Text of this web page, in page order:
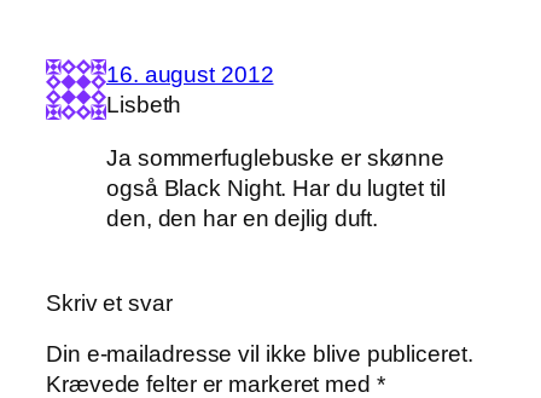
16. august 2012
Lisbeth
Ja sommerfuglebuske er skønne
også Black Night. Har du lugtet til
den, den har en dejlig duft.
Skriv et svar
Din e-mailadresse vil ikke blive publiceret.
Krævede felter er markeret med *